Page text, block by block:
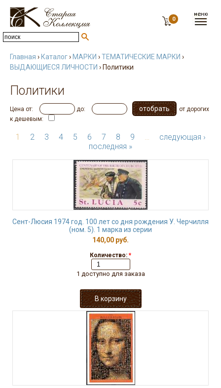
0
Главная › Каталог› МАРКИ ›ТЕМАТИЧЕСКИЕ МАРКИ ›
ВЫДАЮЩИЕСЯ ЛИЧНОСТИ › Политики
Политики
Цена от: до:
от дорогих
к дешевым:
1 2 3 4 5 6 7 8 9 …
следующая ›
последняя »
Сент-Люсия 1974 год. 100 лет со дня рождения У. Черчилля
(ном. 5). 1 марка из серии
140,00 руб.
Количество: *
1 доступно для заказа